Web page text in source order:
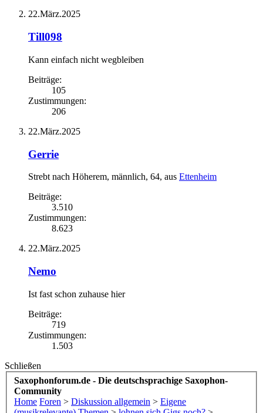
22.März.2025
Till098
Kann einfach nicht wegbleiben
Beiträge:
105
Zustimmungen:
206
22.März.2025
Gerrie
Strebt nach Höherem, männlich, 64, aus Ettenheim
Beiträge:
3.510
Zustimmungen:
8.623
22.März.2025
Nemo
Ist fast schon zuhause hier
Beiträge:
719
Zustimmungen:
1.503
Schließen
Saxophonforum.de - Die deutschsprachige Saxophon-
Community
Home Foren > Diskussion allgemein > Eigene